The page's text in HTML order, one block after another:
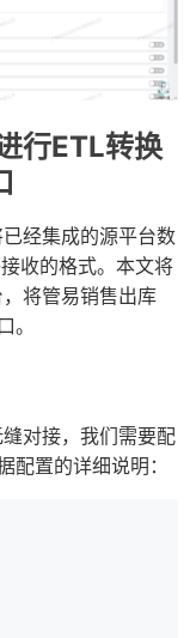
行ETL转换
经集成的源平台数
收的格式。本文将
将管易销售出库
。
对接，我们需要配
置的详细说明：